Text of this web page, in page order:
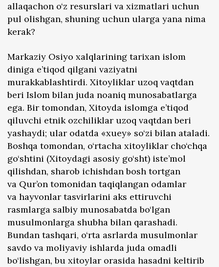
allaqachon o‘z resurslari va xizmatlari uchun
pul olishgan, shuning uchun ularga yana nima
kerak?
Markaziy Osiyo xalqlarining tarixan islom
diniga e’tiqod qilgani vaziyatni
murakkablashtirdi. Xitoyliklar uzoq vaqtdan
beri Islom bilan juda noaniq munosabatlarga
ega. Bir tomondan, Xitoyda islomga e’tiqod
qiluvchi etnik ozchiliklar uzoq vaqtdan beri
yashaydi; ular odatda «xuey» so‘zi bilan ataladi.
Boshqa tomondan, o‘rtacha xitoyliklar cho‘chqa
go‘shtini (Xitoydagi asosiy go‘sht) iste’mol
qilishdan, sharob ichishdan bosh tortgan
va Qur’on tomonidan taqiqlangan odamlar
va hayvonlar tasvirlarini aks ettiruvchi
rasmlarga salbiy munosabatda bo‘lgan
musulmonlarga shubha bilan qarashadi.
Bundan tashqari, o‘rta asrlarda musulmonlar
savdo va moliyaviy ishlarda juda omadli
bo‘lishgan, bu xitoylar orasida hasadni keltirib